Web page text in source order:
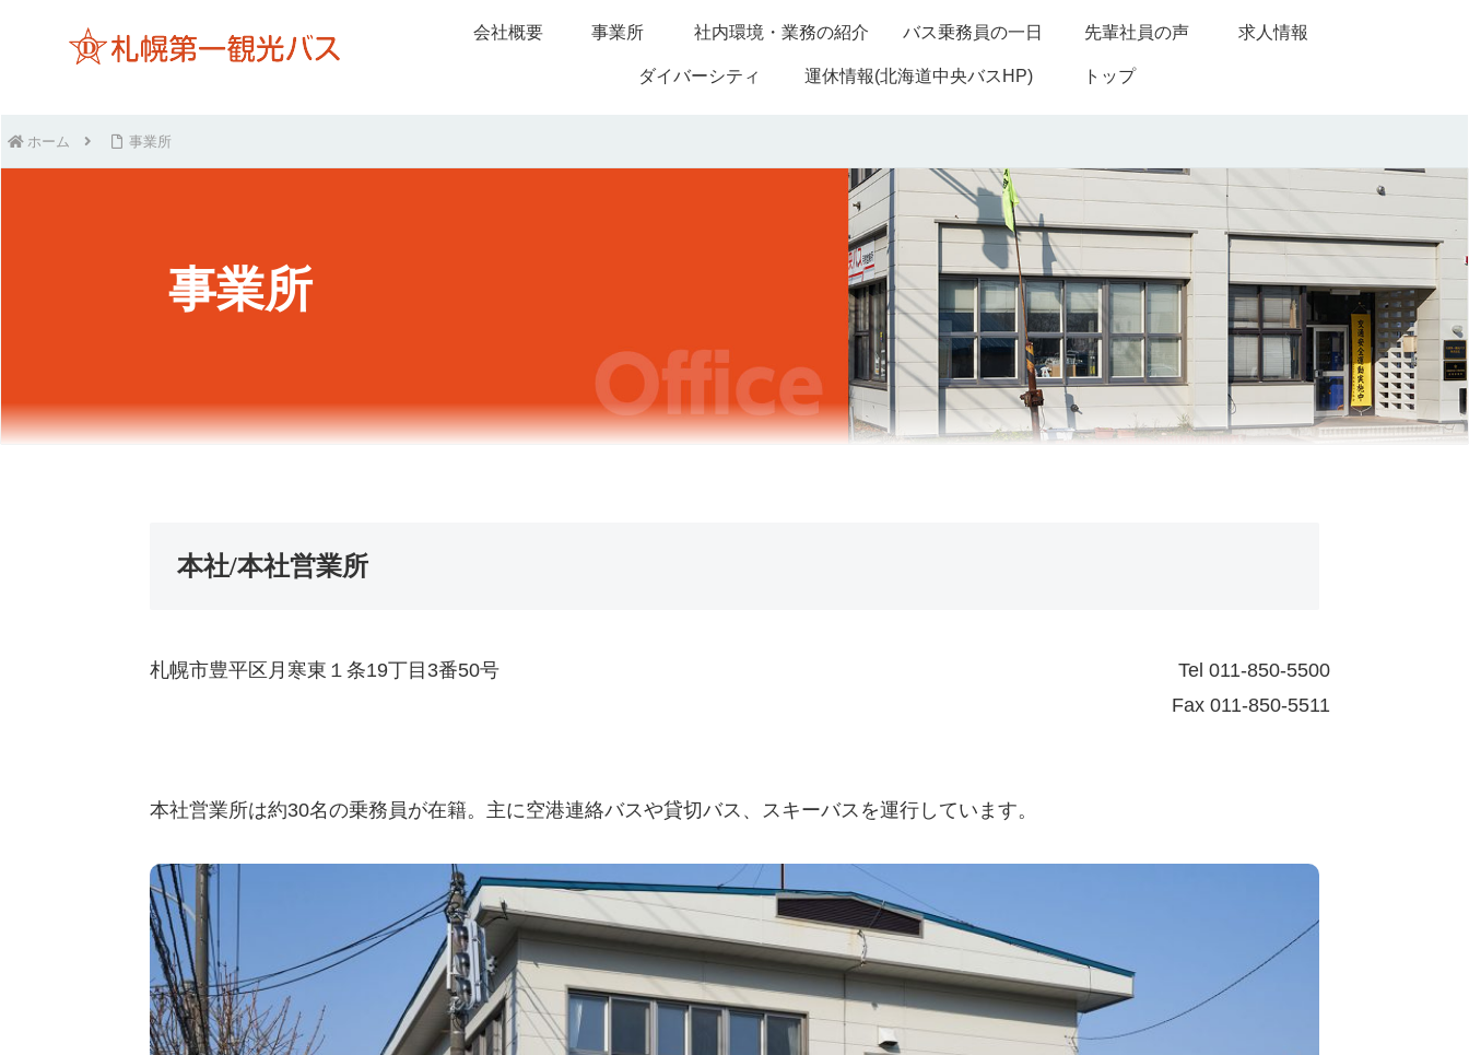
会社概要 事業所 社内環境・業務の紹介 バス乗務員の一日 先輩社員の声 求人情報
ダイバーシティ 運休情報(北海道中央バスHP) トップ
ホーム 事業所
事業所
本社/本社営業所
札幌市豊平区月寒東１条19丁目3番50号
Tel 011-850-5500
Fax 011-850-5511
本社営業所は約30名の乗務員が在籍。主に空港連絡バスや貸切バス、スキーバスを運行しています。